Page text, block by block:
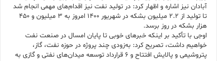
آبادان نیز اشاره و اظهار کرد: در تولید نفت نیز اقدام‌های مهمی انجام شد
تا تولید از ۲.۲ میلیون بشکه در شهریور ۱۴۰۰ امروز به ۳ میلیون و ۴۵۰
هزار بشکه در روز برسد.
اوجی با تأکید بر اینکه خبرهای خوبی تا پایان امسال در صنعت نفت
خواهیم داشت، تصریح کرد: به‌زودی چند پروژه‌ در حوزه نفت، گاز،
پتروشیمی و پالایش افتتاح و ۶ قرارداد توسعه میدان‌های نفتی و گازی به